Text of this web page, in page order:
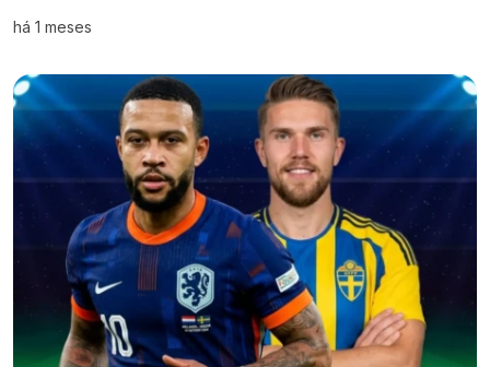
há 1 meses